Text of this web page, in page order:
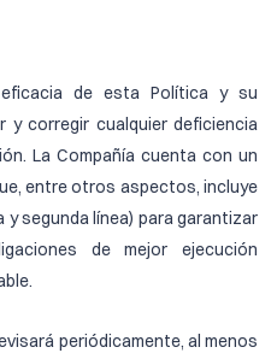
de esta Política y su
y corregir cualquier deficiencia
La Compañía cuenta con un
entre otros aspectos, incluye
segunda línea) para garantizar
de mejor ejecución
periódicamente, al menos